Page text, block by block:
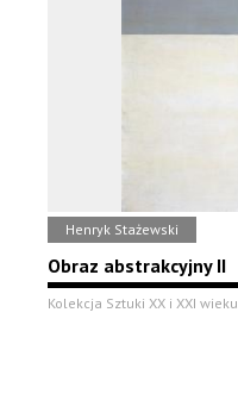
Henryk Stażewski
Obraz abstrakcyjny II
Kolekcja Sztuki XX i XXI wieku